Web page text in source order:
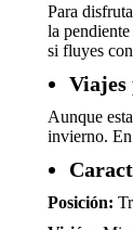
Para
la
si fluyes
Aunque
invierno. En
Posición: